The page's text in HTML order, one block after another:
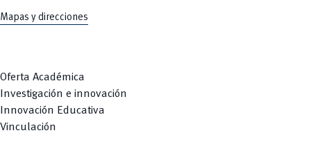
Mapas y direcciones
Oferta Académica
Investigación e innovación
Innovación Educativa
Vinculación